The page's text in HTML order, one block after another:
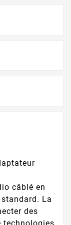
câblé en
La
des
technologies